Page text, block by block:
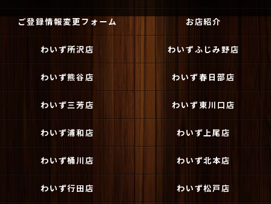
ご登録情報変更フォーム お店紹介
わいず所沢店 わいずふじみ野店
わいず熊谷店 わいず春日部店
わいず三芳店 わいず東川口店
わいず浦和店 わいず上尾店
わいず桶川店 わいず北本店
わいず行田店 わいず松戸店